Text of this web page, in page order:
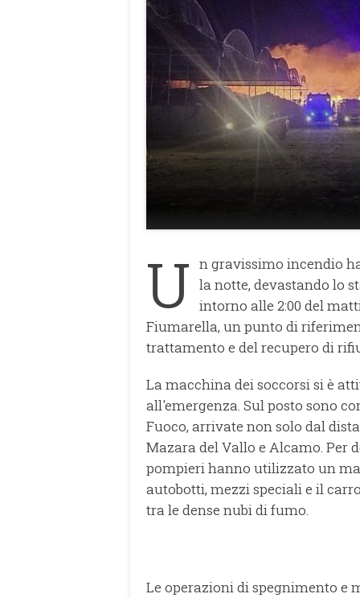
U n gravissimo incendio
la notte, devastando lo
intorno alle 2:00 del
Fiumarella, un punto di
trattamento e del recupero di
La macchina dei soccorsi si è
all'emergenza. Sul posto sono
Fuoco, arrivate non solo dal
Mazara del Vallo e Alcamo. Per
pompieri hanno utilizzato un
autobotti, mezzi speciali e il
tra le dense nubi di fumo.
Le operazioni di spegnimento e